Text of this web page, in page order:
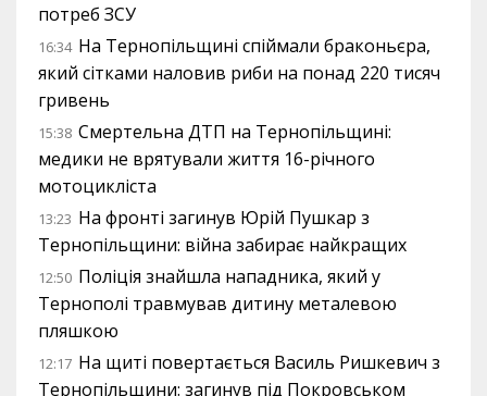
потреб ЗСУ
16:34 На Тернопільщині спіймали браконьєра,
який сітками наловив риби на понад 220 тисяч
гривень
15:38 Смертельна ДТП на Тернопільщині:
медики не врятували життя 16-річного
мотоцикліста
13:23 На фронті загинув Юрій Пушкар з
Тернопільщини: війна забирає найкращих
12:50 Поліція знайшла нападника, який у
Тернополі травмував дитину металевою
пляшкою
12:17 На щиті повертається Василь Ришкевич з
Тернопільщини: загинув під Покровськом